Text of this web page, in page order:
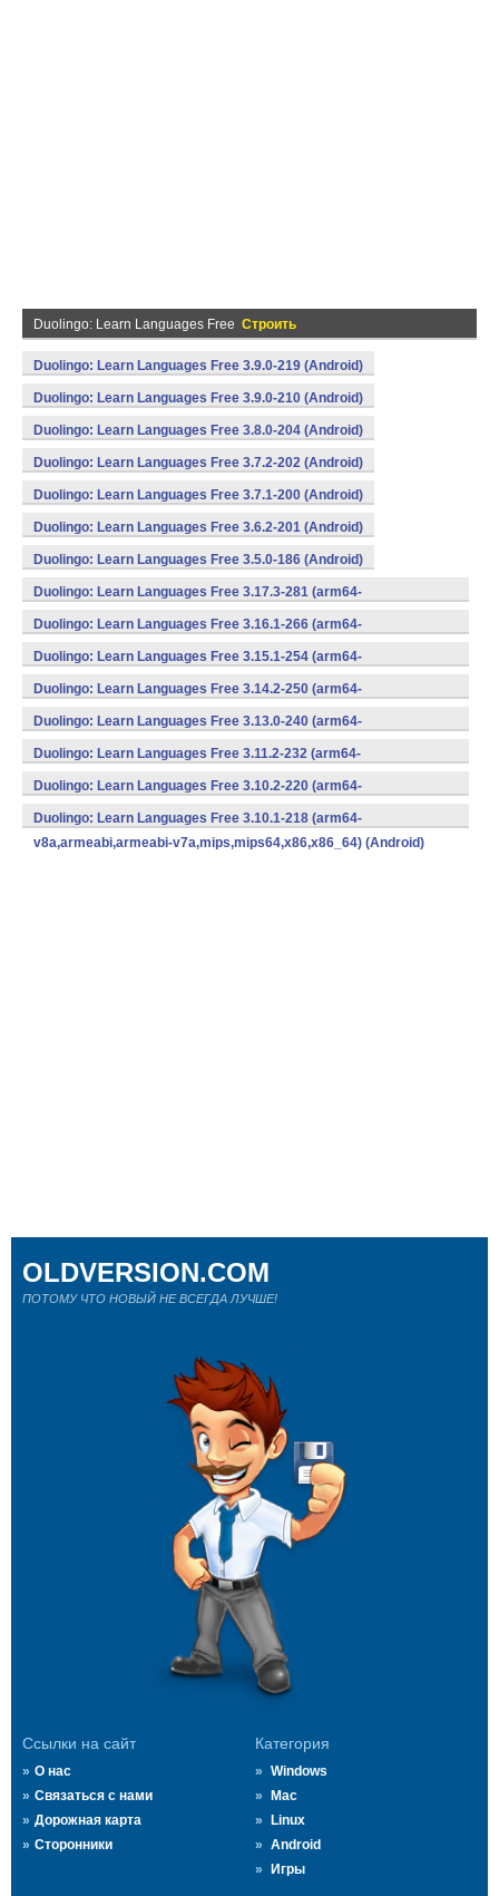
Duolingo: Learn Languages Free Строить
Duolingo: Learn Languages Free 3.9.0-219 (Android)
Duolingo: Learn Languages Free 3.9.0-210 (Android)
Duolingo: Learn Languages Free 3.8.0-204 (Android)
Duolingo: Learn Languages Free 3.7.2-202 (Android)
Duolingo: Learn Languages Free 3.7.1-200 (Android)
Duolingo: Learn Languages Free 3.6.2-201 (Android)
Duolingo: Learn Languages Free 3.5.0-186 (Android)
Duolingo: Learn Languages Free 3.17.3-281 (arm64-
v8a,armeabi,armeabi-v7a,mips,mips64,x86,x86_64) (Android)
Duolingo: Learn Languages Free 3.16.1-266 (arm64-
v8a,armeabi,armeabi-v7a,mips,mips64,x86,x86_64) (Android)
Duolingo: Learn Languages Free 3.15.1-254 (arm64-
v8a,armeabi,armeabi-v7a,mips,mips64,x86,x86_64) (Android)
Duolingo: Learn Languages Free 3.14.2-250 (arm64-
v8a,armeabi,armeabi-v7a,mips,mips64,x86,x86_64) (Android)
Duolingo: Learn Languages Free 3.13.0-240 (arm64-
v8a,armeabi,armeabi-v7a,mips,mips64,x86,x86_64) (Android)
Duolingo: Learn Languages Free 3.11.2-232 (arm64-
v8a,armeabi,armeabi-v7a,mips,mips64,x86,x86_64) (Android)
Duolingo: Learn Languages Free 3.10.2-220 (arm64-
v8a,armeabi,armeabi-v7a,mips,mips64,x86,x86_64) (Android)
Duolingo: Learn Languages Free 3.10.1-218 (arm64-
v8a,armeabi,armeabi-v7a,mips,mips64,x86,x86_64) (Android)
Ссылки на сайт
О нас
Связаться с нами
Дорожная карта
Сторонники
Категория
Windows
Mac
Linux
Android
Игры
OLDVERSION.COM
ПОТОМУ ЧТО НОВЫЙ НЕ ВСЕГДА ЛУЧШЕ!